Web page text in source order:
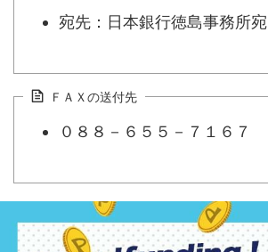
宛先：日本銀行徳島事務所宛
ＦＡＸの送付先
０８８－６５５－７１６７